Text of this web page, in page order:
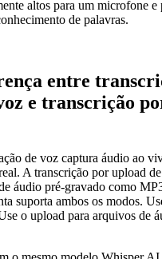
altos para um microfone e
de palavras.
entre
e transcrição
de voz captura áudio ao
A transcrição por upload
áudio pré-gravado como
suporta ambos os modos.
o upload para arquivos de